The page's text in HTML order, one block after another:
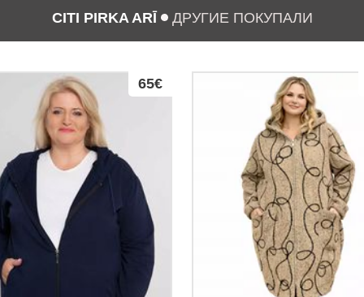
CITI PIRKA ARĪ ДРУГИЕ ПОКУПАЛИ
65€